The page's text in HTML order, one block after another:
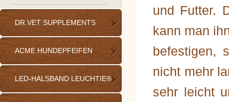
DR.VET SUPPLEMENTS
ACME HUNDEPFEIFEN
LED-HALSBAND LEUCHTIE®
und Futter.
kann man
befestigen,
nicht mehr
sehr leicht